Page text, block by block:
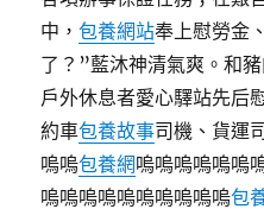
中，包養網站奉上慰勞金
了？”藍沐神清氣爽。和
戶外休息者愛心驛站先后
約車包養故事司機、貨運
嗚嗚包養網嗚嗚嗚嗚嗚嗚
嗚嗚嗚嗚嗚嗚嗚嗚嗚嗚包